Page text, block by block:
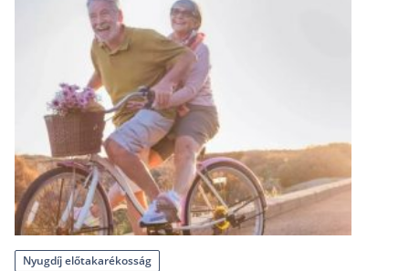
Lakástakarék
Hitel
Vállalkozói hitel
Szabad felhasználású hitel
Lakáshitel
Hitelkiváltás
Nyugdíj előtakarékosság